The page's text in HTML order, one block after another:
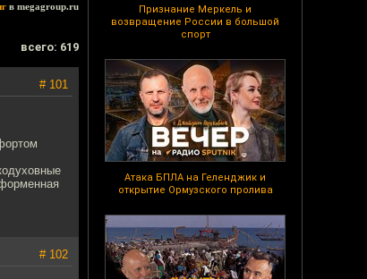
Признание Меркель и
возвращение России в большой
спорт
Атака БПЛА на Геленджик и
открытие Ормузского пролива
в megagroup.ru
всего: 619
# 101
# 102